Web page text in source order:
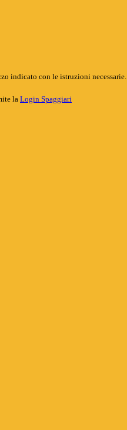
indicato con le istruzioni necessarie.
la Login Spaggiari